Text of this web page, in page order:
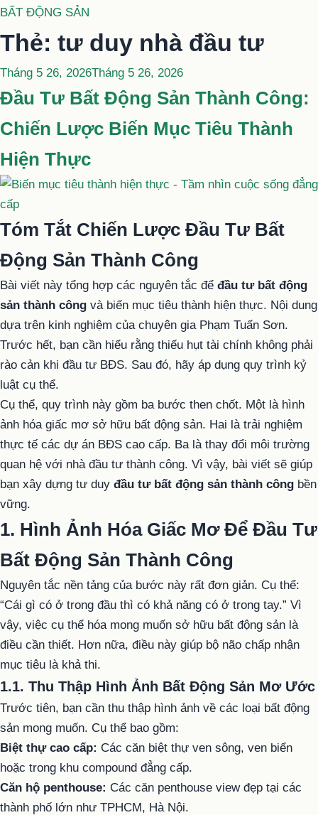
BẤT ĐỘNG SẢN
Thẻ: tư duy nhà đầu tư
Đăng
trong
Tháng 5 26, 2026Tháng 5 26, 2026
Đầu Tư Bất Động Sản Thành Công:
Chiến Lược Biến Mục Tiêu Thành
Hiện Thực
Tóm Tắt Chiến Lược Đầu Tư Bất
Động Sản Thành Công
Bài viết này tổng hợp các nguyên tắc để đầu tư bất động
sản thành công và biến mục tiêu thành hiện thực. Nội dung
dựa trên kinh nghiệm của chuyên gia Phạm Tuấn Sơn.
Trước hết, bạn cần hiểu rằng thiếu hụt tài chính không phải
rào cản khi đầu tư BĐS. Sau đó, hãy áp dụng quy trình kỷ
luật cụ thể.
Cụ thể, quy trình này gồm ba bước then chốt. Một là hình
ảnh hóa giấc mơ sở hữu bất động sản. Hai là trải nghiệm
thực tế các dự án BĐS cao cấp. Ba là thay đổi môi trường
quan hệ với nhà đầu tư thành công. Vì vậy, bài viết sẽ giúp
bạn xây dựng tư duy đầu tư bất động sản thành công bền
vững.
1. Hình Ảnh Hóa Giấc Mơ Để Đầu Tư
Bất Động Sản Thành Công
Nguyên tắc nền tảng của bước này rất đơn giản. Cụ thể:
“Cái gì có ở trong đầu thì có khả năng có ở trong tay.” Vì
vậy, việc cụ thể hóa mong muốn sở hữu bất động sản là
điều cần thiết. Hơn nữa, điều này giúp bộ não chấp nhận
mục tiêu là khả thi.
1.1. Thu Thập Hình Ảnh Bất Động Sản Mơ Ước
Trước tiên, bạn cần thu thập hình ảnh về các loại bất động
sản mong muốn. Cụ thể bao gồm:
Biệt thự cao cấp: Các căn biệt thự ven sông, ven biển
hoặc trong khu compound đẳng cấp.
Căn hộ penthouse: Các căn penthouse view đẹp tại các
thành phố lớn như TPHCM, Hà Nội.